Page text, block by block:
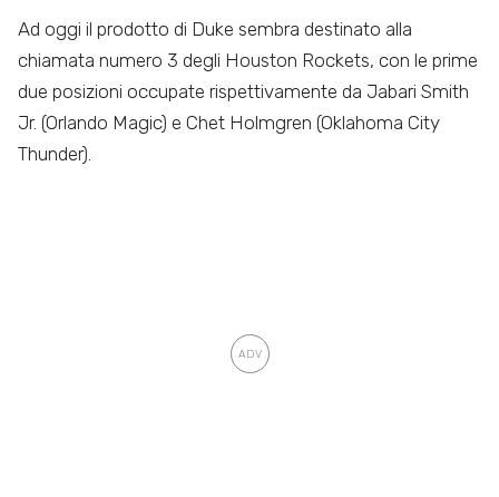
Ad oggi il prodotto di Duke sembra destinato alla
chiamata numero 3 degli Houston Rockets, con le prime
due posizioni occupate rispettivamente da Jabari Smith
Jr. (Orlando Magic) e Chet Holmgren (Oklahoma City
Thunder).